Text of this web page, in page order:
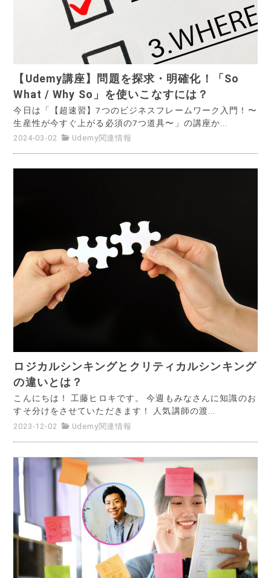
【Udemy講座】問題を探求・明確化！「So
What / Why So」を使いこなすには？
今日は「【超速習】7つのビジネスフレームワーク入門！〜
生産性が今すぐ上がる必須の7つ道具〜」の講座か...
2024-03-02 Udemy関連情報
ロジカルシンキングとクリティカルシンキング
の違いとは？
こんにちは！ 工藤ヒロキです。 今週もみなさんに知識のお
すそ分けをさせていただきます！ 人気講師の渡...
2023-12-02 Udemy関連情報